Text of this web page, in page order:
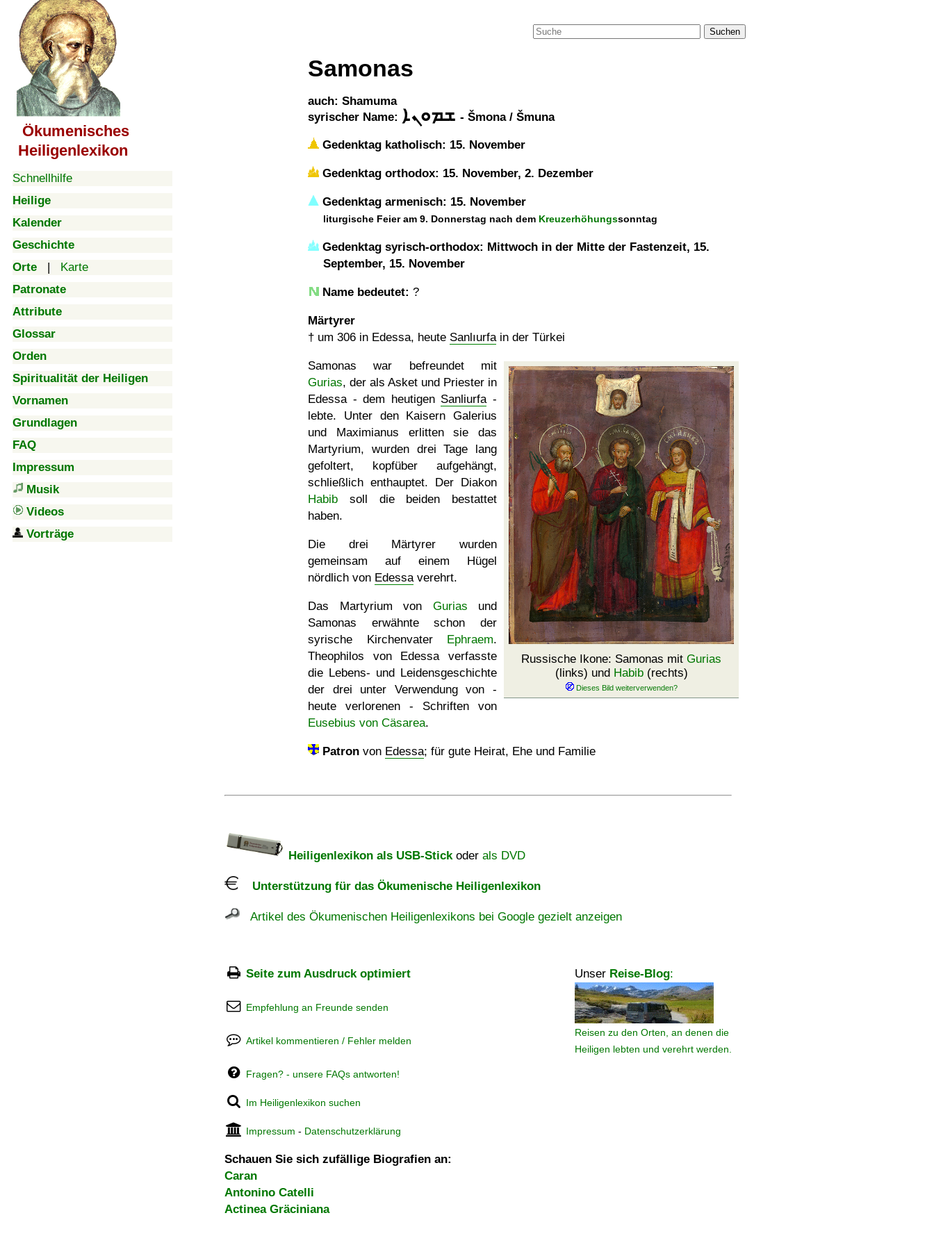
Ökumenisches
Heiligenlexikon
Schnellhilfe
Heilige
Kalender
Geschichte
Orte | Karte
Patronate
Attribute
Glossar
Orden
Spiritualität der Heiligen
Vornamen
Grundlagen
FAQ
Impressum
Musik
Videos
Vorträge
Suchen
Samonas
auch: Shamuma
syrischer Name:
- Šmona / Šmuna
Gedenktag katholisch: 15. November
Gedenktag orthodox: 15. November, 2. Dezember
Gedenktag armenisch: 15. November
liturgische Feier am 9. Donnerstag nach dem Kreuzerhöhungssonntag
Gedenktag syrisch-orthodox: Mittwoch in der Mitte der Fastenzeit, 15.
September, 15. November
Name bedeutet: ?
Märtyrer
† um 306 in Edessa, heute Sanlıurfain der Türkei
Russische Ikone: Samonas mit Gurias
(links) und Habib(rechts)
Samonas war befreundet mit
Gurias, der als Asket und Priester in
Edessa - dem heutigen Sanliurfa-
lebte. Unter den Kaisern Galerius
und Maximianus erlitten sie das
Martyrium, wurden drei Tage lang
gefoltert, kopfüber aufgehängt,
schließlich enthauptet. Der Diakon
Habib soll die beiden bestattet
haben.
Die drei Märtyrer wurden
gemeinsam auf einem Hügel
nördlich von Edessaverehrt.
Das Martyrium von Gurias und
Samonas erwähnte schon der
syrische Kirchenvater Ephraem.
Theophilos von Edessa verfasste
die Lebens- und Leidensgeschichte
der drei unter Verwendung von -
heute verlorenen - Schriften von
Eusebius von Cäsarea.
Patron von Edessa; für gute Heirat, Ehe und Familie
Heiligenlexikon als USB-Stickoder als DVD
Unterstützung für das Ökumenische Heiligenlexikon
Artikel des Ökumenischen Heiligenlexikons bei Google gezielt anzeigen
Seite zum Ausdruck optimiert Unser Reise-Blog:
Reisen zu den Orten, an denen die
Heiligen lebten und verehrt werden.
Empfehlung an Freunde senden
Artikel kommentieren / Fehler melden
Fragen? - unsere FAQs antworten!
Im Heiligenlexikon suchen
Impressum - Datenschutzerklärung
Schauen Sie sich zufällige Biografien an:
Caran
Antonino Catelli
Actinea Gräciniana